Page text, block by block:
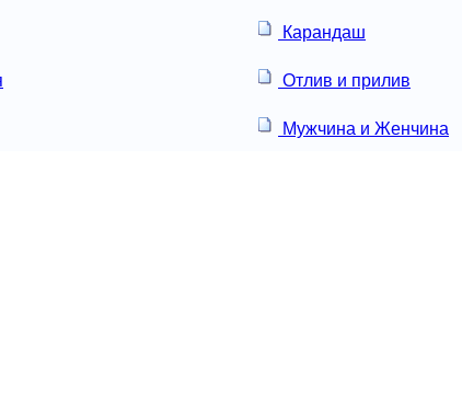
Карандаш
Отлив и прилив
Мужчина и Женчина